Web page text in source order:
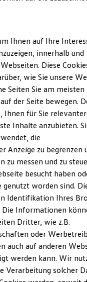
und Updates
ID.
Ihnen auf Ihre
innerhalb und
Diese
wie Sie unsere
Seiten Sie am meisten
der Seite bewegen.
Ihnen für Sie
Inhalte anzubieten.
die
Anzeige zu begrenzen
messen und zu
besucht haben
worden sind.
Identifikation Ihres
Informationen
Dritter, wie z.B.
oder
auch auf anderen
werden kann. Wir
Verarbeitung solcher